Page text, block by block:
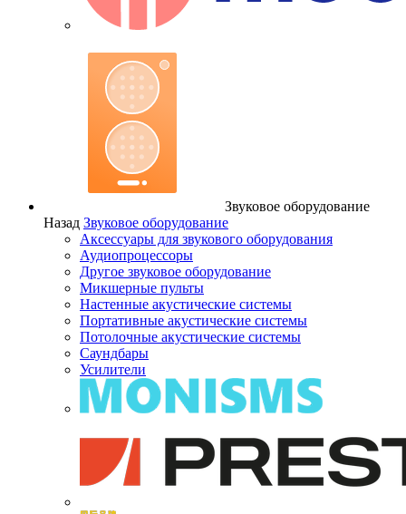
Звуковое оборудование
Назад Звуковое оборудование
Аксессуары для звукового оборудования
Аудиопроцессоры
Другое звуковое оборудование
Микшерные пульты
Настенные акустические системы
Портативные акустические системы
Потолочные акустические системы
Саундбары
Усилители